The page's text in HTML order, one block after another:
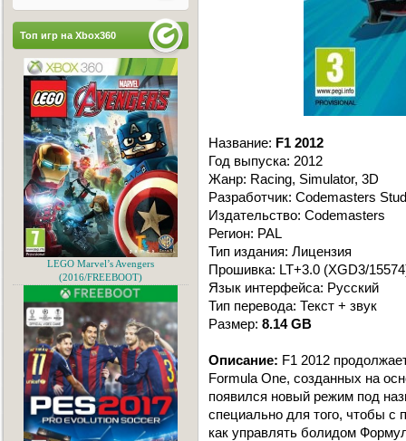
Название: F1 2012
Год выпуска: 2012
Жанр: Racing, Simulator, 3D
Разработчик: Codemasters
Издательство: Codemasters
Регион: PAL
Тип издания: Лицензия
Прошивка: LT+3.0 (XGD3/
Язык интерфейса: Русский
Тип перевода: Текст + звук
Размер: 8.14 GB
Описание: F1 2012
Formula One, созданных на
появился новый режим под
специально для того, чтобы с
как управлять болидом
Топ игр на Xbox360
LEGO Marvel’s Avengers
(2016/FREEBOOT)